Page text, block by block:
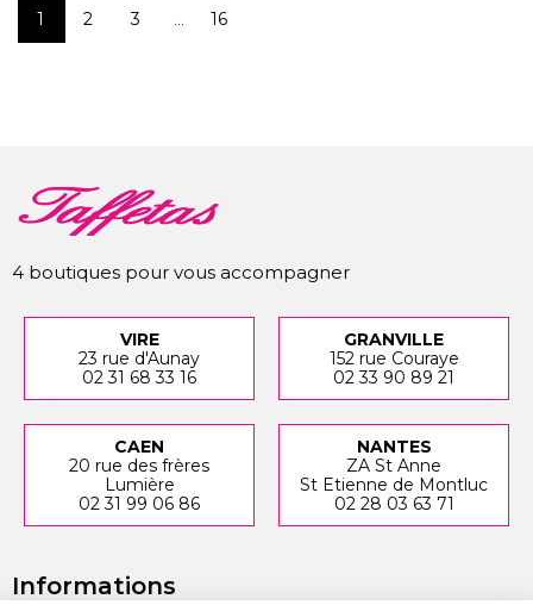
1 2 3 16
4 boutiques pour vous accompagner
VIRE
23 rue d'Aunay
02 31 68 33 16
GRANVILLE
152 rue Couraye
02 33 90 89 21
CAEN
20 rue des frères
Lumière
02 31 99 06 86
NANTES
ZA St Anne
St Etienne de Montluc
02 28 03 63 71
Informations